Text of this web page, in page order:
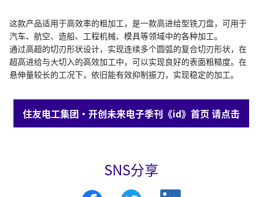
这款产品适用于高效率的粗加工，是一款高进给型铣刀盘，可用于
汽车、航空、造船、工程机械、模具等领域中的各种加工。
通过高超的切刃形状设计，实现连续多个圆弧的复合切刃形状，在
超高进给与大切入的高效加工中，可以实现良好的表面粗糙度。在
悬伸量较长的工况下，依旧能有效抑制振刀，实现稳定的加工。
住友电工集团・开创未来电子季刊《id》首页 请点击
SNS分享